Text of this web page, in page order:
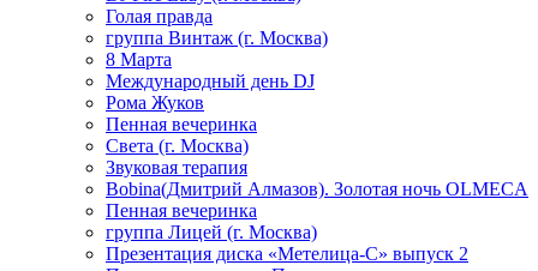
Голая правда
группа Винтаж (г. Москва)
8 Марта
Международный день DJ
Рома Жуков
Пенная вечеринка
Света (г. Москва)
Звуковая терапия
Bobina(Дмитрий Алмазов). Золотая ночь OLMECA
Пенная вечеринка
группа Лицей (г. Москва)
Презентация диска «Метелица-С» выпуск 2